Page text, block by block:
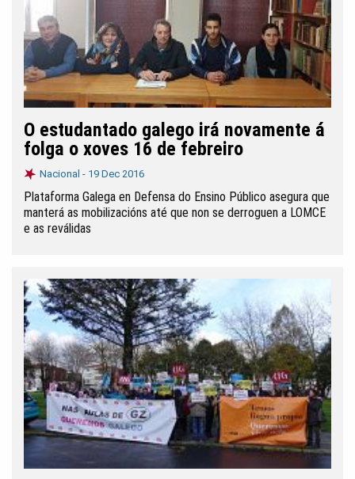
O estudantado galego irá novamente á
folga o xoves 16 de febreiro
Nacional - 19 Dec 2016
Plataforma Galega en Defensa do Ensino Público asegura que
manterá as mobilizacións até que non se derroguen a LOMCE
e as reválidas